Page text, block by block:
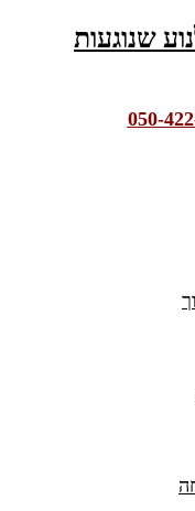
שנוגעות
050-